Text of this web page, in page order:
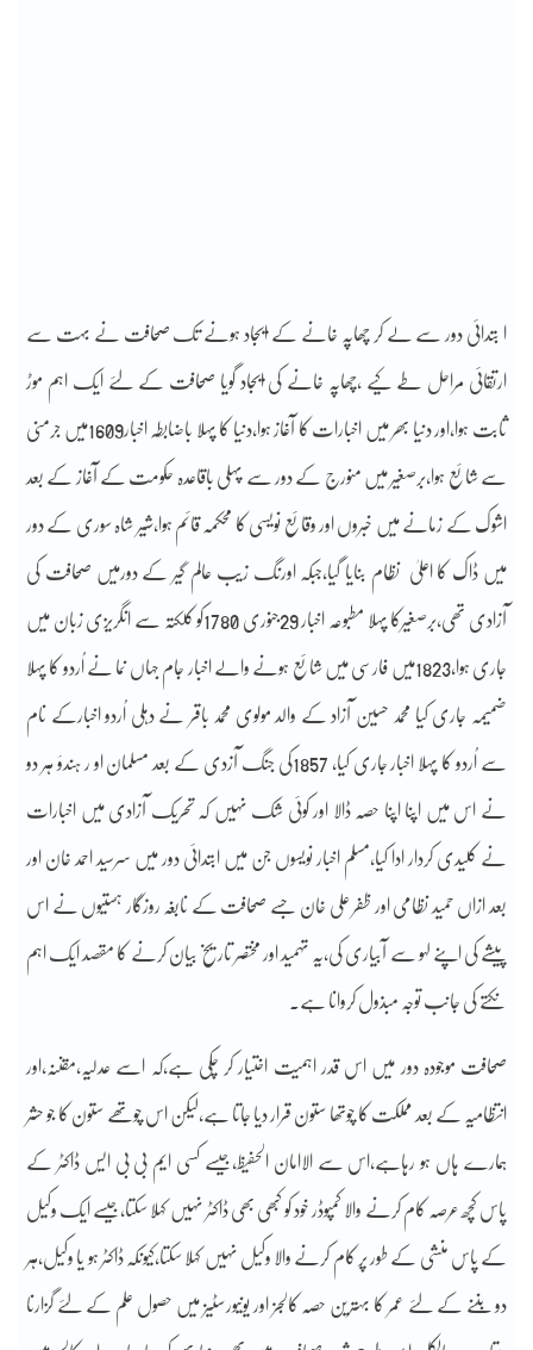
ا بتدائی دور سے لے کر چھاپہ خانے کے ایجاد ہونے تک صحافت نے بہت سے
ارتقائی مراحل طے کیے ،چھاپہ خانے کی ایجاد گویا صحافت کے لئے ایک اہم موڑ
ثابت ہوا،اور دنیا بھر میں اخبارات کا آغاز ہوا،دنیا کا پہلا باضابطہ اخبار1609میں جرمنی
سے شائع ہوا،برصغیر میں منورج کے دور سے پہلی باقاعدہ حکومت کے آغاز کے بعد
اشوک کے زمانے میں خبروں اور وقائع نویسی کا محکمہ قائم ہوا،شیر شاہ سوری کے دور
میں ڈاک کا اعلیٰ نظام بنایا گیا،جبکہ اورنگ زیب عالم گیر کے دورمیں صحافت کی
آزادی تھی،برصغیرکا پہلا مطبوعہ اخبار 29جنوری 1780کو کلکتہ سے انگریزی زبان میں
جاری ہوا،1823میں فارسی میں شائع ہونے والے اخبار جام جہاں نما نے اُردو کا پہلا
ضمیمہ جاری کیا محمد حسین آزاد کے والد مولوی محمد باقر نے دہلی اُردو اخبارکے نام
سے اُردو کا پہلا اخبار جاری کیا، 1857کی جنگ آزدی کے بعد مسلمان او ر ہندؤ ہر دو
نے اس میں اپنا اپنا حصہ ڈالا اور کوئی شک نہیں کہ تحریک آزادی میں اخبارات
نے کلیدی کردار ادا کیا،مسلم اخبار نویسوں جن میں ابتدائی دور میں سرسید احمد خان اور
بعد ازاں حمید نظامی اور ظفر علی خان جسے صحافت کے نابغہ روزگار ہستیوں نے اس
پیشے کی اپنے لہو سے آبیاری کی،یہ تہمید اور مختصر تاریخ بیان کرنے کا مقصد ایک اہم
نکتے کی جانب توجہ مبذول کروانا ہے۔
صحافت موجودہ دور میں اس قدر اہمیت اختیار کر چکی ہے،کہ اسے عدلیہ،مقننہ،اور
انتظامیہ کے بعد مملکت کا چوتھا ستون قرار دیا جاتا ہے،لیکن اس چوتھے ستون کا جو حشر
ہمارے ہاں ہو رہاہے،اس سے الاامان الحفیظ،جیسے کسی ایم بی بی ایس ڈاکٹر کے
پاس کچھ عرصہ کام کرنے والا کمپوڈر خود کو کبھی بھی ڈاکٹر نہیں کہلا سکتا،جیسے ایک وکیل
کے پاس منشی کے طور پر کام کرنے والا وکیل نہیں کہلا سکتا،کیونکہ ڈاکٹر ہو یا وکیل،ہر
دو بننے کے لئے عمر کا بہترین حصہ کالجز اور یونیورسٹیز میں حصول علم کے لئے گزارنا